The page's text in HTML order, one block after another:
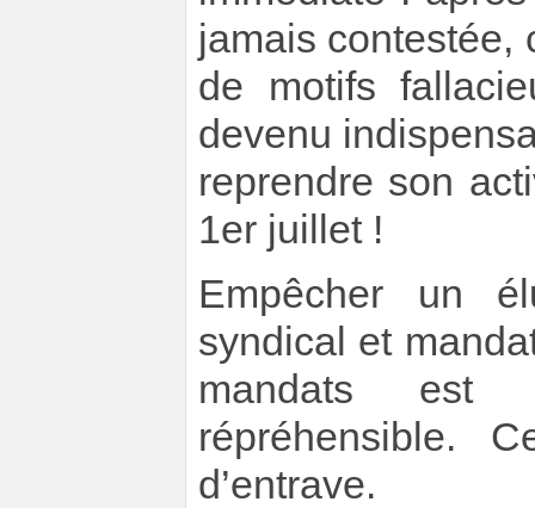
jamais contestée,
de motifs
devenu
reprendre son
1er juillet !
Empêcher un
syndical et
mandats est
répréhensible.
d’entrave.